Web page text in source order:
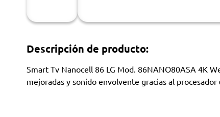
Descripción de producto:
Smart Tv Nanocell 86 LG Mod. 86NANO80ASA 4K
mejoradas y sonido envolvente gracias al